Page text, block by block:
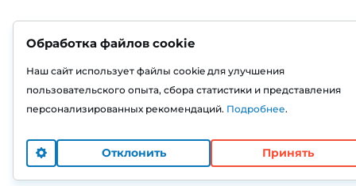
Обработка файлов cookie
Наш сайт использует файлы cookie для улучшения
пользовательского опыта, сбора статистики и представления
персонализированных рекомендаций. Подробнее.